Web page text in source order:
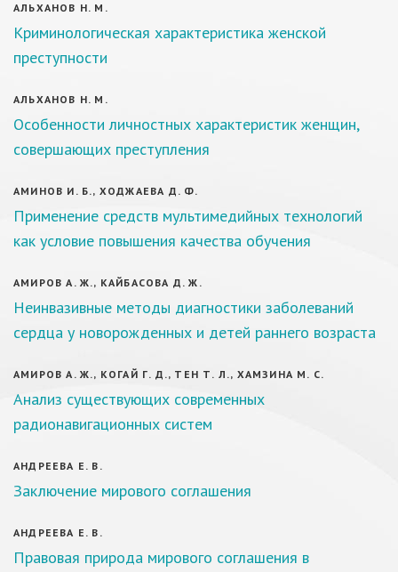
АЛЬХАНОВ Н. М.
Криминологическая характеристика женской
преступности
АЛЬХАНОВ Н. М.
Особенности личностных характеристик женщин,
совершающих преступления
АМИНОВ И. Б., ХОДЖАЕВА Д. Ф.
Применение средств мультимедийных технологий
как условие повышения качества обучения
АМИРОВ А. Ж., КАЙБАСОВА Д. Ж.
Неинвазивные методы диагностики заболеваний
сердца у новорожденных и детей раннего возраста
АМИРОВ А. Ж., КОГАЙ Г. Д., ТЕН Т. Л., ХАМЗИНА М. С.
Анализ существующих современных
радионавигационных систем
АНДРЕЕВА Е. В.
Заключение мирового соглашения
АНДРЕЕВА Е. В.
Правовая природа мирового соглашения в